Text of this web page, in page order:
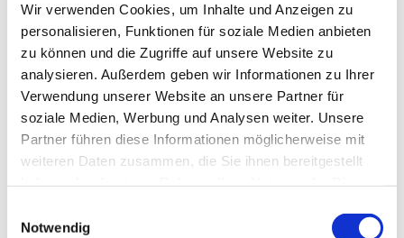
Wir verwenden Cookies, um Inhalte und Anzeigen zu
personalisieren, Funktionen für soziale Medien anbieten
zu können und die Zugriffe auf unsere Website zu
analysieren. Außerdem geben wir Informationen zu Ihrer
Verwendung unserer Website an unsere Partner für
soziale Medien, Werbung und Analysen weiter. Unsere
Partner führen diese Informationen möglicherweise mit
weiteren Daten zusammen, die Sie ihnen bereitgestellt
Notwendig
Dies könnte Sie auch
interessieren